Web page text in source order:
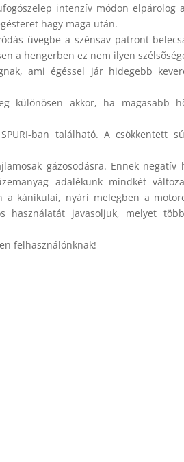
intenzív módon elpárolog
hagy maga után.
üvegbe a szénsav patront
a hengerben ez nem ilyen
ami égéssel jár hidegebb
különösen akkor, ha magasabb
ban található. A csökkentett
gázosodásra. Ennek negatív
adalékunk mindkét
a kánikulai, nyári melegben a
használatát javasoljuk, melyet
felhasználónknak!